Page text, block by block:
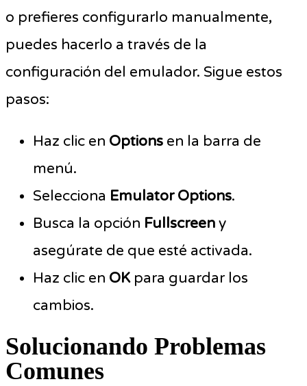
o prefieres configurarlo manualmente,
puedes hacerlo a través de la
configuración del emulador. Sigue estos
pasos:
Haz clic en Options en la barra de
menú.
Selecciona Emulator Options.
Busca la opción Fullscreen y
asegúrate de que esté activada.
Haz clic en OKpara guardar los
cambios.
Solucionando Problemas
Comunes